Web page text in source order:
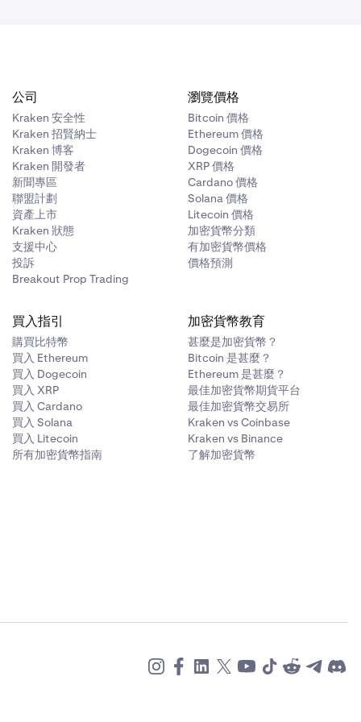
公司
Kraken 安全性
Kraken 招賢納士
Kraken 博客
Kraken 開發者
新聞專區
聯盟計劃
資產上市
Kraken 狀態
支援中心
投訴
Breakout Prop Trading
瀏覽價格
Bitcoin 價格
Ethereum 價格
Dogecoin 價格
XRP 價格
Cardano 價格
Solana 價格
Litecoin 價格
加密貨幣分類
有加密貨幣價格
價格預測
買入指引
購買比特幣
買入 Ethereum
買入 Dogecoin
買入 XRP
買入 Cardano
買入 Solana
買入 Litecoin
所有加密貨幣指南
加密貨幣教育
甚麼是加密貨幣？
Bitcoin 是甚麼？
Ethereum 是甚麼？
最佳加密貨幣期貨平台
最佳加密貨幣交易所
Kraken vs Coinbase
Kraken vs Binance
了解加密貨幣